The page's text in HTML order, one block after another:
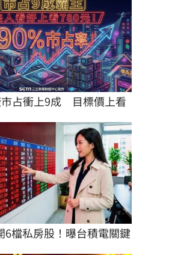
占衝上9成　目標價上看
6檔私房股！曝台積電關鍵